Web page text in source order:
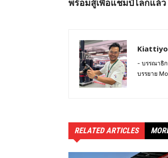
พร้อมสู้เพื่อแชมป์โลกแล้ว
- บรรณาธิก
บรรยาย
RELATED ARTICLES